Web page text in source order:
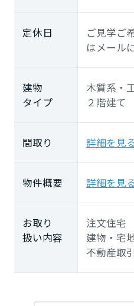
定休日
ご見学ご
はメール
建物
タイプ
木質系・
２階建て
間取り 詳細を見
物件概要 詳細を見
お取り
扱い内容
注文住宅
建物・宅
不動産取